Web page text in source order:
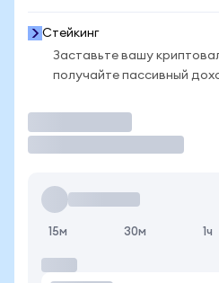
Стейкинг
Заставьте вашу
получайте пассивный
15м 30м 1ч